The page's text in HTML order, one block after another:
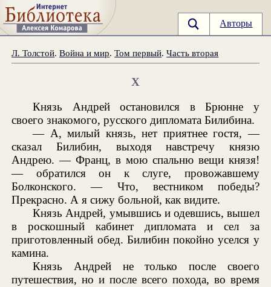
Авторы
Л. Толстой.Война и мир.Том первый.Часть вторая
X
Князь Андрей остановился в Брюнне у
своего знакомого, русского дипломата Билибина.
— А, милый князь, нет приятнее гостя, —
сказал Билибин, выходя навстречу князю
Андрею. — Франц, в мою спальню вещи князя!
— обратился он к слуге, провожавшему
Болконского. — Что, вестником победы?
Прекрасно. А я сижу больной, как видите.
Князь Андрей, умывшись и одевшись, вышел
в роскошный кабинет дипломата и сел за
приготовленный обед. Билибин покойно уселся у
камина.
Князь Андрей не только после своего
путешествия, но и после всего похода, во время